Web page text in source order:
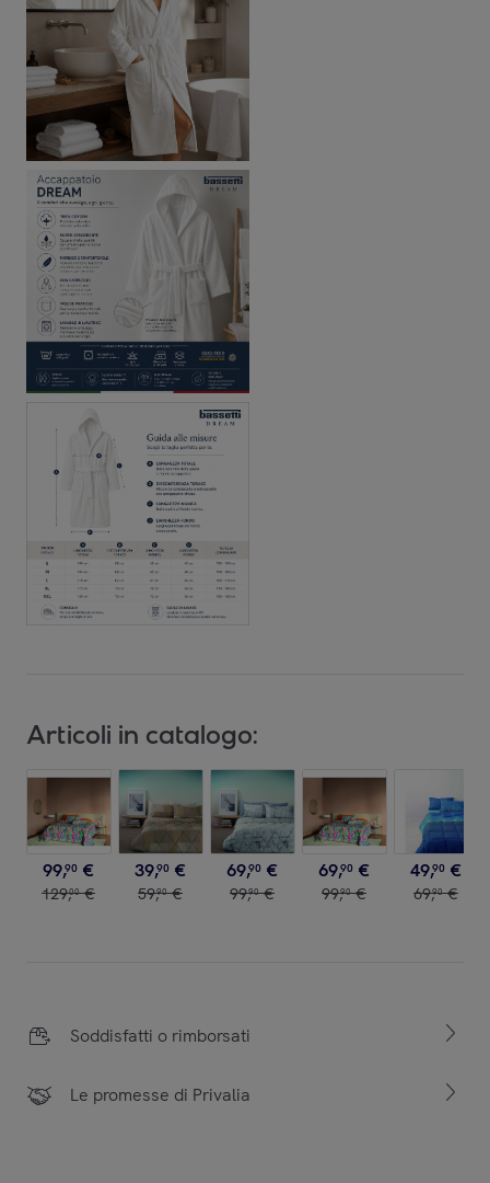
Articoli in catalogo:
99,90 €
129,00 €
39,90 €
59,90 €
69,90 €
99,90 €
69,90 €
99,90 €
49,90 €
69,90 €
Soddisfatti o rimborsati
Le promesse di Privalia